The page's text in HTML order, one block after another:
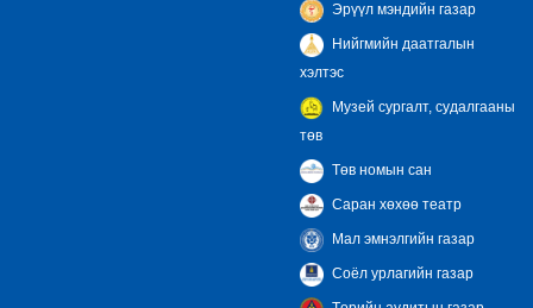
Эрүүл мэндийн газар
Нийгмийн даатгалын
хэлтэс
Музей сургалт, судалгааны
төв
Төв номын сан
Саран хөхөө театр
Мал эмнэлгийн газар
Соёл урлагийн газар